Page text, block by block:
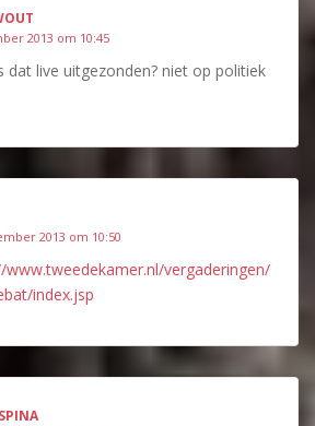
2013 om 10:45
dat live uitgezonden? niet op politiek
2013 om 10:50
www.tweedekamer.nl/vergaderingen/
index.jsp